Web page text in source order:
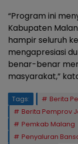
“Program ini
Kabupaten
hampir seluruh
mengapresiasi
benar-benar
masyarakat,”
Tags:
Berita
Berita Pemprov
Pemkab Malang
Penyaluran